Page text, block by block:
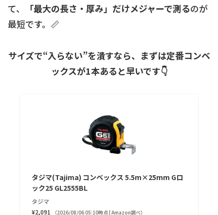
て、
「最大の長さ・厚み」だけメジャーで測るのが
最短です。📏
サイズで“入らない”を潰すなら、まずは定番コンベ
ックスが1本あると早いです👇
タジマ(Tajima) コンベックス 5.5m×25mm Gロ
ック25 GL2555BL
タジマ
¥2,091
（2026/08/06 05:10時点 | Amazon調べ）